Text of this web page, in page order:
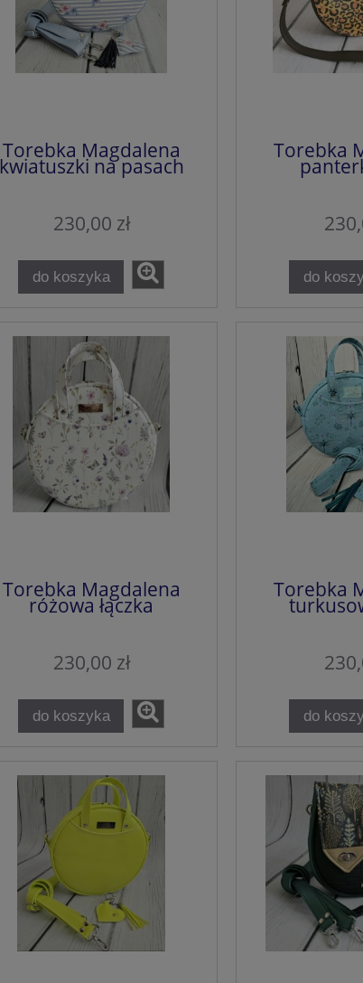
Torebka Magdalena
kwiatuszki na pasach
230,00 zł
do koszyka
Torebka
do
Torebka Magdalena
różowa łączka
230,00 zł
do koszyka
Torebka
do